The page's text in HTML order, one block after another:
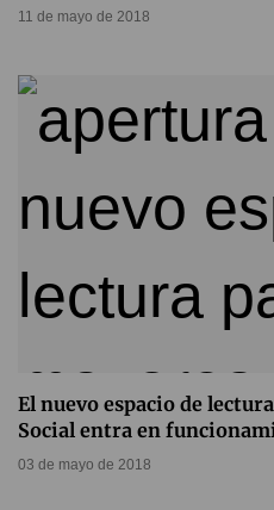
11 de mayo de 2018
El nuevo espacio de
Social entra en
03 de mayo de 2018